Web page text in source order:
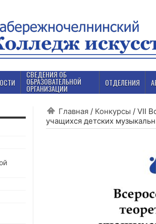
СВЕДЕНИЯ ОБ
ОБРАЗОВАТЕЛЬНОЙ
ОРГАНИЗАЦИИ
ОТДЕЛЕНИЯ
Главная / Конкурсы / VII
учащихся детских